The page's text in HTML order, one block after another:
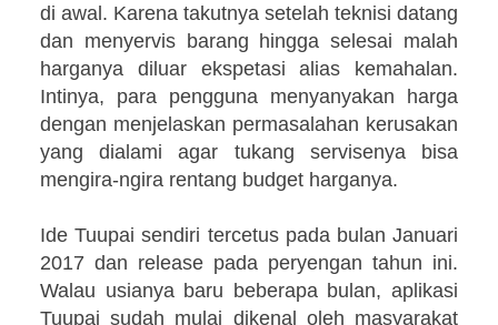
di awal. Karena takutnya setelah teknisi datang
dan menyervis barang hingga selesai malah
harganya diluar ekspetasi alias kemahalan.
Intinya, para pengguna menyanyakan harga
dengan menjelaskan permasalahan kerusakan
yang dialami agar tukang servisenya bisa
mengira-ngira rentang budget harganya.
Ide Tuupai sendiri tercetus pada bulan Januari
2017 dan release pada peryengan tahun ini.
Walau usianya baru beberapa bulan, aplikasi
Tuupai sudah mulai dikenal oleh masyarakat